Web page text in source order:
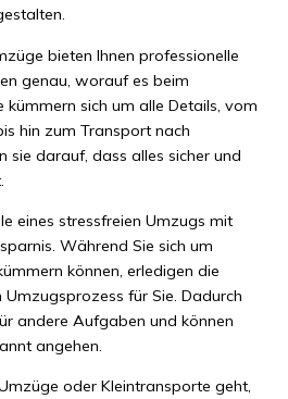
bieten Ihnen professionelle
genau, worauf es beim
kümmern sich um alle Details, vom
hin zum Transport nach
sie darauf, dass alles sicher und
eines stressfreien Umzugs mit
Während Sie sich um
können, erledigen die
für Sie. Dadurch
andere Aufgaben und können
angehen.
oder Kleintransporte geht,